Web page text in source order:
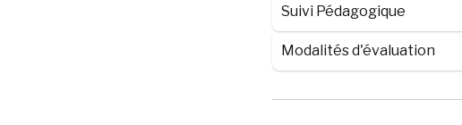
Suivi Pédagogique
Modalités d'évaluation